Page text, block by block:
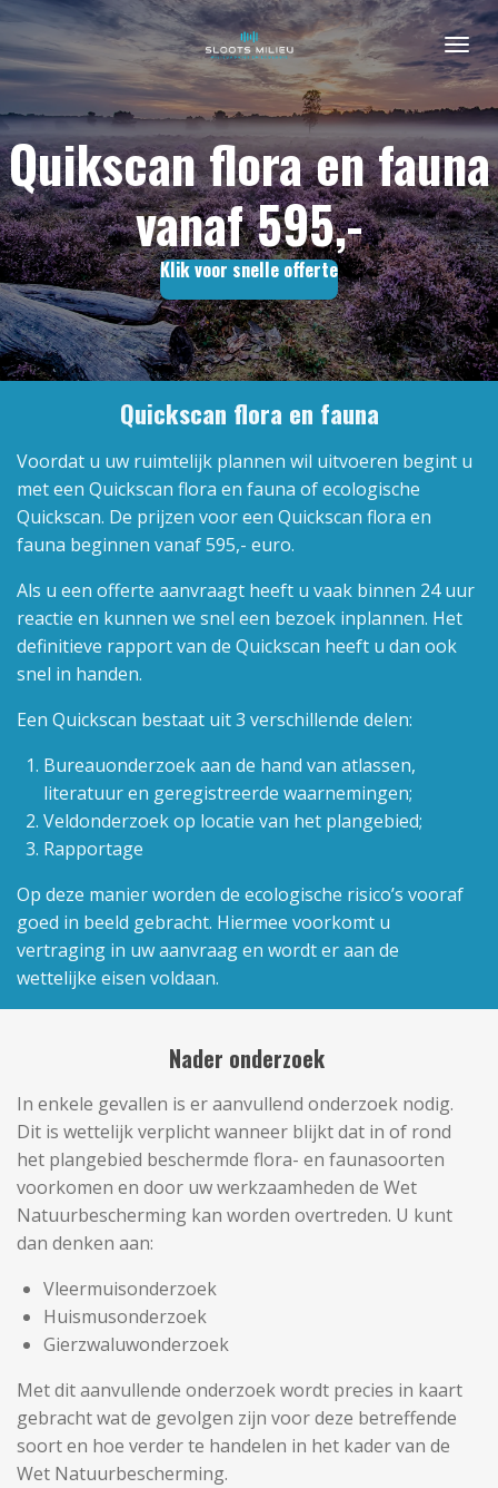
Ga
direct
naar
hoofdinhoud
Quikscan flora en fauna
vanaf 595,-
Klik voor snelle offerte
Quickscan flora en fauna
Voordat u uw ruimtelijk plannen wil uitvoeren begint u
met een Quickscan flora en fauna of ecologische
Quickscan. De prijzen voor een Quickscan flora en
fauna beginnen vanaf 595,- euro.
Als u een offerte aanvraagt heeft u vaak binnen 24 uur
reactie en kunnen we snel een bezoek inplannen. Het
definitieve rapport van de Quickscan heeft u dan ook
snel in handen.
Een Quickscan bestaat uit 3 verschillende delen:
Bureauonderzoek aan de hand van atlassen,
literatuur en geregistreerde waarnemingen;
Veldonderzoek op locatie van het plangebied;
Rapportage
Op deze manier worden de ecologische risico’s vooraf
goed in beeld gebracht. Hiermee voorkomt u
vertraging in uw aanvraag en wordt er aan de
wettelijke eisen voldaan.
Nader onderzoek
In enkele gevallen is er aanvullend onderzoek nodig.
Dit is wettelijk verplicht wanneer blijkt dat in of rond
het plangebied beschermde flora- en faunasoorten
voorkomen en door uw werkzaamheden de Wet
Natuurbescherming kan worden overtreden. U kunt
dan denken aan:
Vleermuisonderzoek
Huismusonderzoek
Gierzwaluwonderzoek
Met dit aanvullende onderzoek wordt precies in kaart
gebracht wat de gevolgen zijn voor deze betreffende
soort en hoe verder te handelen in het kader van de
Wet Natuurbescherming.